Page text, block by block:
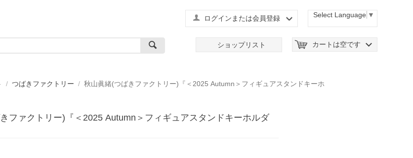
Select Language ▼
ログインまたは会員登録
カートは空です
ショップリスト
/ つばきファクトリー / 秋山眞緒(つばきファクトリー)『＜2025 Autumn＞フィギュアスタンドキーホ
ファクトリー)『＜2025 Autumn＞フィギュアスタンドキーホルダ